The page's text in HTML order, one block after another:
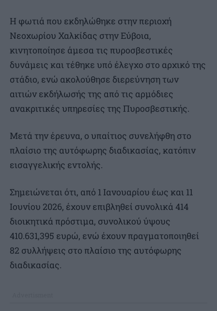
Η φωτιά που εκδηλώθηκε στην περιοχή
Νεοχωρίου Χαλκίδας στην Εύβοια,
κινητοποίησε άμεσα τις πυροσβεστικές
δυνάμεις και τέθηκε υπό έλεγχο στο αρχικό της
στάδιο, ενώ ακολούθησε διερεύνηση των
αιτιών εκδήλωσής της από τις αρμόδιες
ανακριτικές υπηρεσίες της Πυροσβεστικής.
Μετά την έρευνα, ο υπαίτιος συνελήφθη στο
πλαίσιο της αυτόφωρης διαδικασίας, κατόπιν
εισαγγελικής εντολής.
Σημειώνεται ότι, από 1 Ιανουαρίου έως και 11
Ιουνίου 2026, έχουν επιβληθεί συνολικά 414
διοικητικά πρόστιμα, συνολικού ύψους
410.631,395 ευρώ, ενώ έχουν πραγματοποιηθεί
82 συλλήψεις στο πλαίσιο της αυτόφωρης
διαδικασίας.